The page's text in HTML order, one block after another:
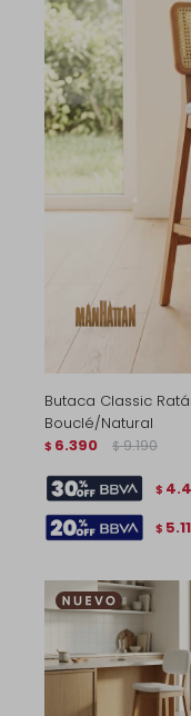
Butaca Classic
Bouclé/Natural
$ 6.390 $ 9.190
$
$